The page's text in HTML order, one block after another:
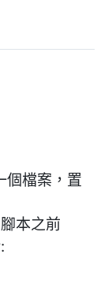
個檔案，置
本之前